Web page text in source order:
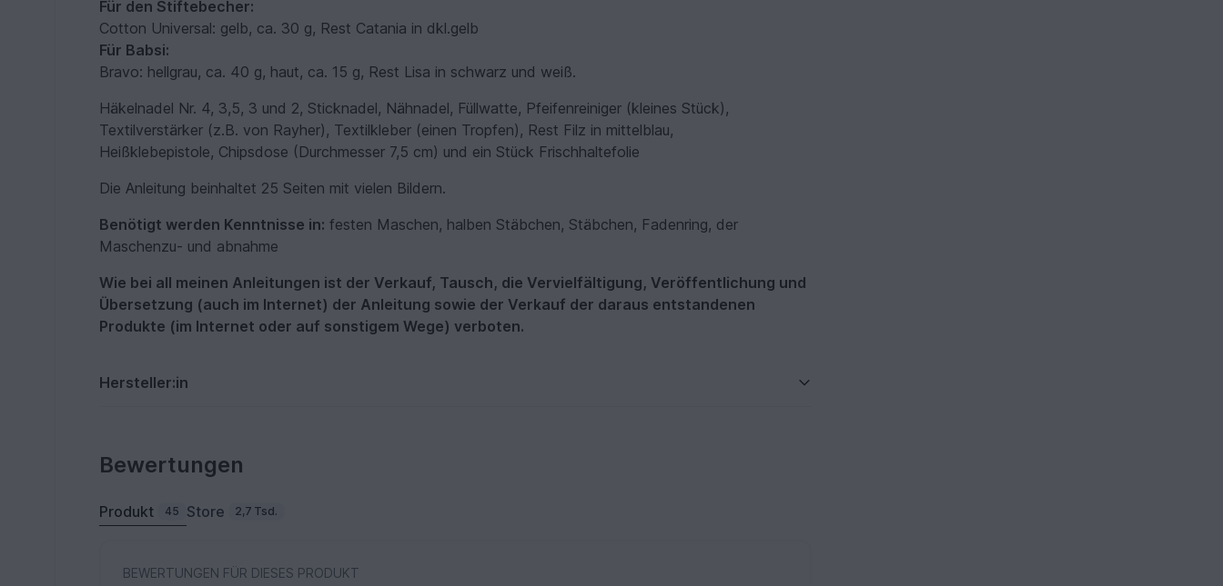
Für den Stiftebecher:
Cotton Universal: gelb, ca. 30 g, Rest Catania in dkl.gelb
Für Babsi:
Bravo: hellgrau, ca. 40 g, haut, ca. 15 g, Rest Lisa in schwarz und weiß.
Häkelnadel Nr. 4, 3,5, 3 und 2, Sticknadel, Nähnadel, Füllwatte, Pfeifenreiniger (kleines Stück),
Textilverstärker (z.B. von Rayher), Textilkleber (einen Tropfen), Rest Filz in mittelblau,
Heißklebepistole, Chipsdose (Durchmesser 7,5 cm) und ein Stück Frischhaltefolie
Die Anleitung beinhaltet 25 Seiten mit vielen Bildern.
Benötigt werden Kenntnisse in: festen Maschen, halben Stäbchen, Stäbchen, Fadenring, der
Maschenzu- und abnahme
Wie bei all meinen Anleitungen ist der Verkauf, Tausch, die Vervielfältigung, Veröffentlichung und
Übersetzung (auch im Internet) der Anleitung sowie der Verkauf der daraus entstandenen
Produkte (im Internet oder auf sonstigem Wege) verboten.
Hersteller:in
Bewertungen
Produkt 45 Store 2,7 Tsd.
BEWERTUNGEN FÜR DIESES PRODUKT